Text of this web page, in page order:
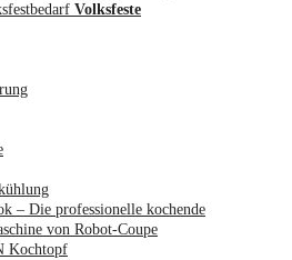
Volksfeste
– Die professionelle kochende
von Robot-Coupe
Kochtopf